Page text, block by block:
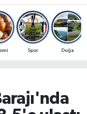
Spor Doğa